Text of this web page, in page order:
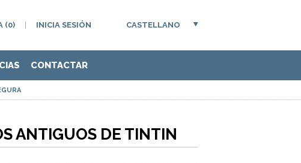
(0) INICIA SESIÓN CASTELLANO
CONTACTAR
ANTIGUOS DE TINTIN